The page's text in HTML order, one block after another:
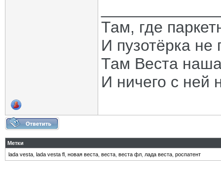
Там, где
И пузотёрка не
Там Веста
И ничего с ней
Метки
lada vesta lada vesta fl новая веста веста веста фл лада веста роспатент